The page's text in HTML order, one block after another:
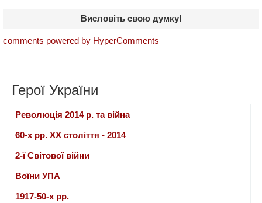
Висловіть свою думку!
comments powered by HyperComments
Герої України
Революція 2014 р. та війна
60-х рр. ХХ століття - 2014
2-ї Світової війни
Воїни УПА
1917-50-х рр.